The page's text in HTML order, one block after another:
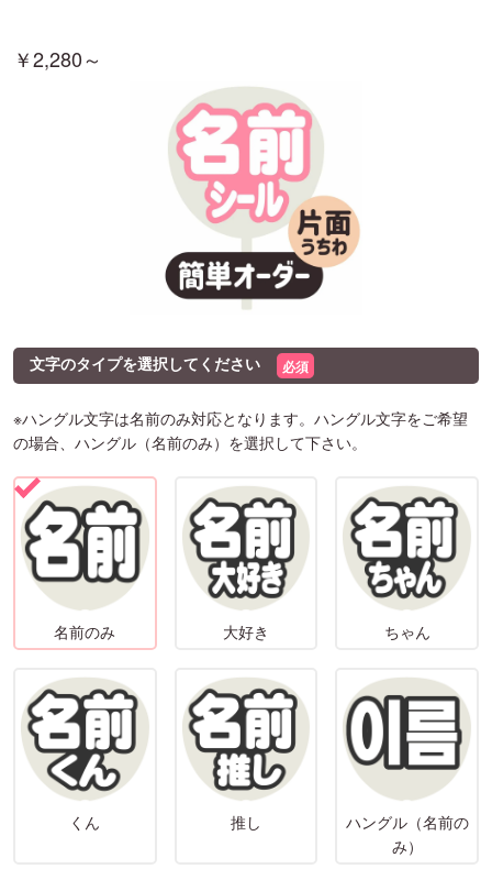
￥2,280～
文字のタイプを選択してください 必須
※ハングル文字は名前のみ対応となります。ハングル文字をご希望
の場合、ハングル（名前のみ）を選択して下さい。
名前のみ 大好き ちゃん
くん 推し
ハングル（名前の
み）